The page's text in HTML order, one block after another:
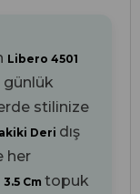
Libero 4501
günlük
stilinize
Deri dış
her
3.5 Cm topuk